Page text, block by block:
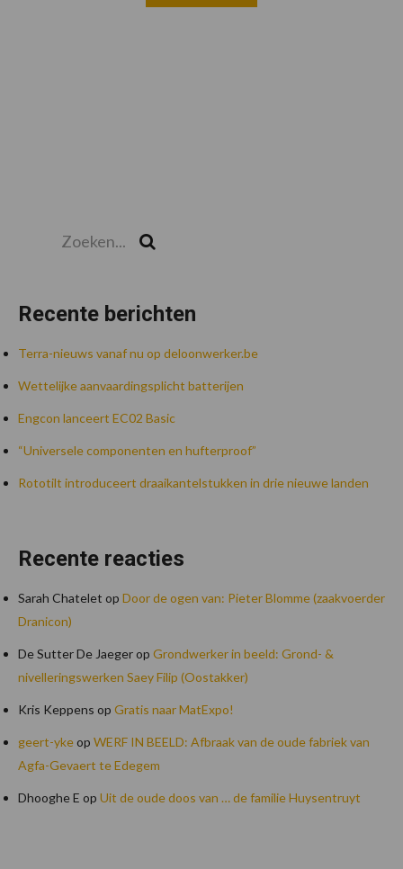
Recente berichten
Terra-nieuws vanaf nu op deloonwerker.be
Wettelijke aanvaardingsplicht batterijen
Engcon lanceert EC02 Basic
“Universele componenten en hufterproof”
Rototilt introduceert draaikantelstukken in drie nieuwe landen
Recente reacties
Sarah Chatelet op Door de ogen van: Pieter Blomme (zaakvoerder
Dranicon)
De Sutter De Jaegerop Grondwerker in beeld: Grond- &
nivelleringswerken Saey Filip (Oostakker)
Kris Keppens op Gratis naar MatExpo!
geert-ykeop WERF IN BEELD: Afbraak van de oude fabriek van
Agfa-Gevaert te Edegem
Dhooghe E op Uit de oude doos van … de familie Huysentruyt